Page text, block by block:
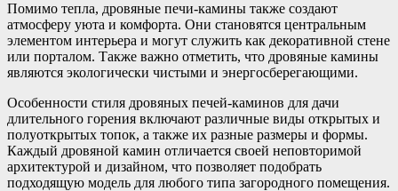
Помимо тепла, дровяные печи-камины также создают
атмосферу уюта и комфорта. Они становятся центральным
элементом интерьера и могут служить как декоративной стене
или порталом. Также важно отметить, что дровяные камины
являются экологически чистыми и энергосберегающими.
Особенности стиля дровяных печей-каминов для дачи
длительного горения включают различные виды открытых и
полуоткрытых топок, а также их разные размеры и формы.
Каждый дровяной камин отличается своей неповторимой
архитектурой и дизайном, что позволяет подобрать
подходящую модель для любого типа загородного помещения.